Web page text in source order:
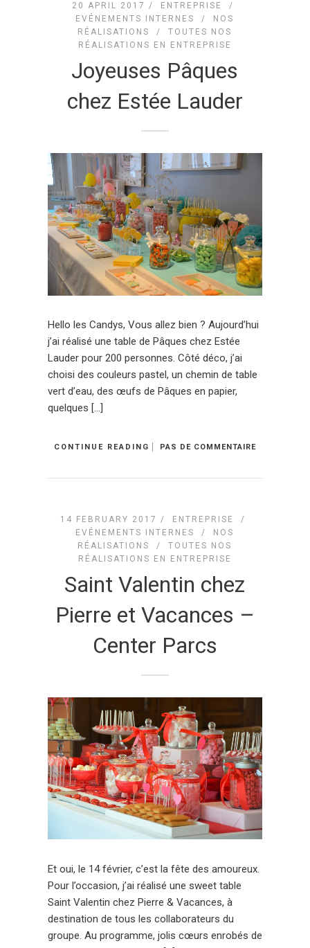
20 APRIL 2017 / ENTREPRISE
/
EVÉNEMENTS INTERNES
/
NOS
RÉALISATIONS
/TOUTES NOS
RÉALISATIONS EN ENTREPRISE
Joyeuses Pâques
chez Estée Lauder
Hello les Candys, Vous allez bien ? Aujourd’hui
j’ai réalisé une table de Pâques chez Estée
Lauder pour 200 personnes. Côté déco, j’ai
choisi des couleurs pastel, un chemin de table
vert d’eau, des œufs de Pâques en papier,
quelques […]
CONTINUE READING PAS DE COMMENTAIRE
14 FEBRUARY 2017 / ENTREPRISE
/
EVÉNEMENTS INTERNES
/ NOS
RÉALISATIONS
/TOUTES NOS
RÉALISATIONS EN ENTREPRISE
Saint Valentin chez
Pierre et Vacances –
Center Parcs
Et oui, le 14 février, c’est la fête des amoureux.
Pour l’occasion, j’ai réalisé une sweet table
Saint Valentin chez Pierre & Vacances, à
destination de tous les collaborateurs du
groupe. Au programme, jolis cœurs enrobés de